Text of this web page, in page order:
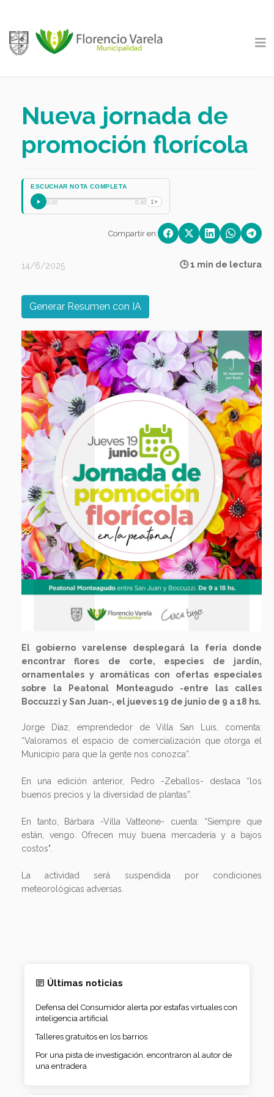
Nueva jornada de
promoción florícola
ESCUCHAR NOTA COMPLETA
0:00 0:46 1×
Compartir en:
14/6/2025 🕒 1 min de lectura
Generar Resumen con IA
Previous Next
El gobierno varelense desplegará la feria donde
encontrar flores de corte, especies de jardín,
ornamentales y aromáticas con ofertas especiales
sobre la Peatonal Monteagudo -entre las calles
Boccuzzi y San Juan-, el jueves 19 de junio de 9 a 18 hs.
Jorge Díaz, emprendedor de Villa San Luis, comenta:
“Valoramos el espacio de comercialización que otorga el
Municipio para que la gente nos conozca”.
En una edición anterior, Pedro -Zeballos- destaca “los
buenos precios y la diversidad de plantas”.
En tanto, Bárbara -Villa Vatteone- cuenta: “Siempre que
están, vengo. Ofrecen muy buena mercadería y a bajos
costos".
La actividad será suspendida por condiciones
meteorológicas adversas.
Últimas noticias
Defensa del Consumidor alerta por estafas virtuales con
inteligencia artificial
Talleres gratuitos en los barrios
Por una pista de investigación, encontraron al autor de
una entradera